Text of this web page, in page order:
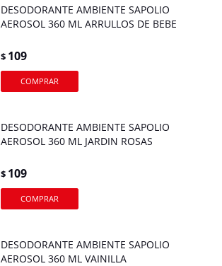
DESODORANTE AMBIENTE SAPOLIO
AEROSOL 360 ML ARRULLOS DE BEBE
$ 109
DESODORANTE AMBIENTE SAPOLIO
AEROSOL 360 ML JARDIN ROSAS
$ 109
DESODORANTE AMBIENTE SAPOLIO
AEROSOL 360 ML VAINILLA